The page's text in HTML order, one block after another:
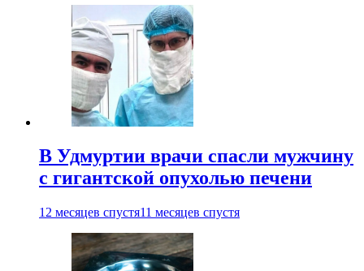
В Удмуртии врачи спасли мужчину
с гигантской опухолью печени
12 месяцев спустя11 месяцев спустя